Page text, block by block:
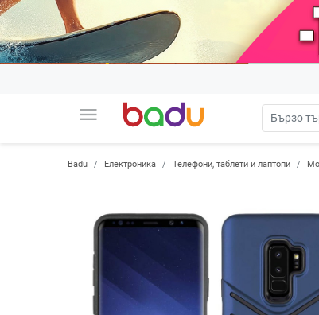
menu
Badu Електроника Телефони, таблети и лаптопи